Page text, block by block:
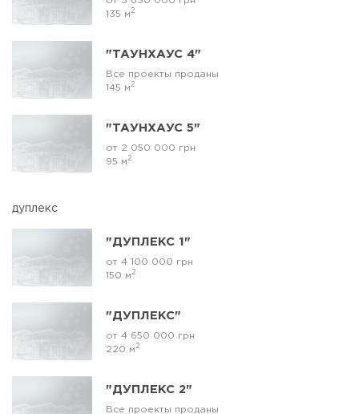
135 м 2
"ТАУНХАУС 4"
Все проекты проданы
145 м 2
"ТАУНХАУС 5"
от 2 050 000 грн
95 м 2
дуплекс
"ДУПЛЕКС 1"
от 4 100 000 грн
150 м 2
"ДУПЛЕКС"
от 4 650 000 грн
220 м 2
"ДУПЛЕКС 2"
Все проекты проданы